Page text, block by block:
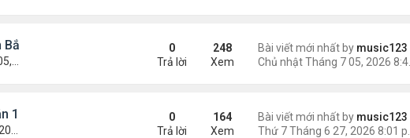
“Vài Con Cá Mỹ”, Người Đàn Ông Gốc Việt Xin Được Tha Tội
am
Bài viết mới nhất by music123
Chủ nhật Tháng 7 05, 2026 8:47 am
0
Trả lời
248
Xem
10 năm vì vứt bỏ con sơ sinh Bài viết mới nhất by music123
0
Trả lời
164
Xem